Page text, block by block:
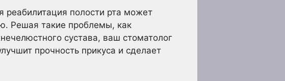
реабилитация полости рта может
Решая такие проблемы, как
сустава, ваш стоматолог
прочность прикуса и сделает